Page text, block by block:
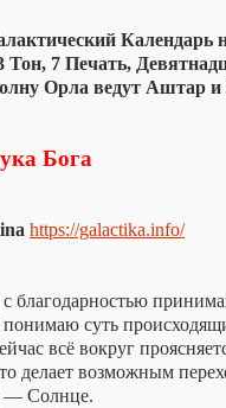
Календарь
Тон, 7 Печать,
Орла ведут Аштар
Бога
https://galactika.info/
благодарностью
суть
всё вокруг
делает возможным
— Солнце.